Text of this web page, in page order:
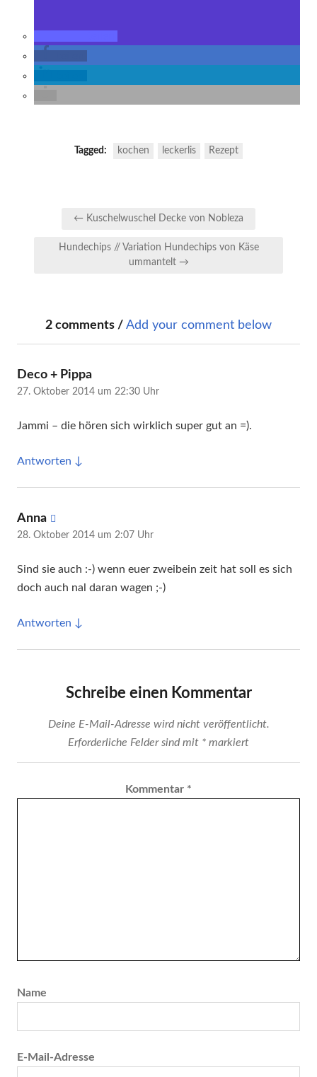
Tagged: kochen leckerlis Rezept
Beitragsnavigation
← Kuschelwuschel Decke von Nobleza
Hundechips // Variation Hundechips von Käse
ummantelt →
2 comments / Add your comment below
Deco + Pippa
27. Oktober 2014 um 22:30 Uhr
Jammi – die hören sich wirklich super gut an =).
Antworten
Anna
28. Oktober 2014 um 2:07 Uhr
Sind sie auch :-) wenn euer zweibein zeit hat soll es sich
doch auch nal daran wagen ;-)
Antworten
Schreibe einen Kommentar
Deine E-Mail-Adresse wird nicht veröffentlicht.
Erforderliche Felder sind mit * markiert
Kommentar *
Name
E-Mail-Adresse